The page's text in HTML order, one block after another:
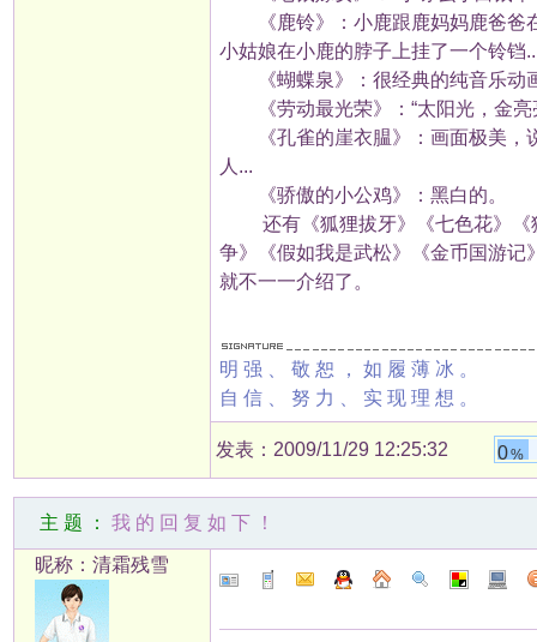
《鹿铃》：小鹿跟鹿妈妈鹿爸爸在
小姑娘在小鹿的脖子上挂了一个铃铛
《蝴蝶泉》：很经典的纯音乐动
《劳动最光荣》：“太阳光，金亮
《孔雀的崖衣腽》：画面极美，说
人...
《骄傲的小公鸡》：黑白的。
还有《狐狸拔牙》《七色花》《
争》《假如我是武松》《金币国游记
就不一一介绍了。
明强、敬恕，如履薄冰。
自信、努力、实现理想。
发表：2009/11/29 12:25:32 0%
主题： 我的回复如下！
昵称：清霜残雪